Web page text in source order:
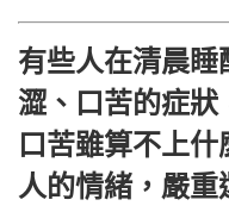
有些人在清晨睡
澀、口苦的症狀
口苦雖算不上
人的情緒，嚴